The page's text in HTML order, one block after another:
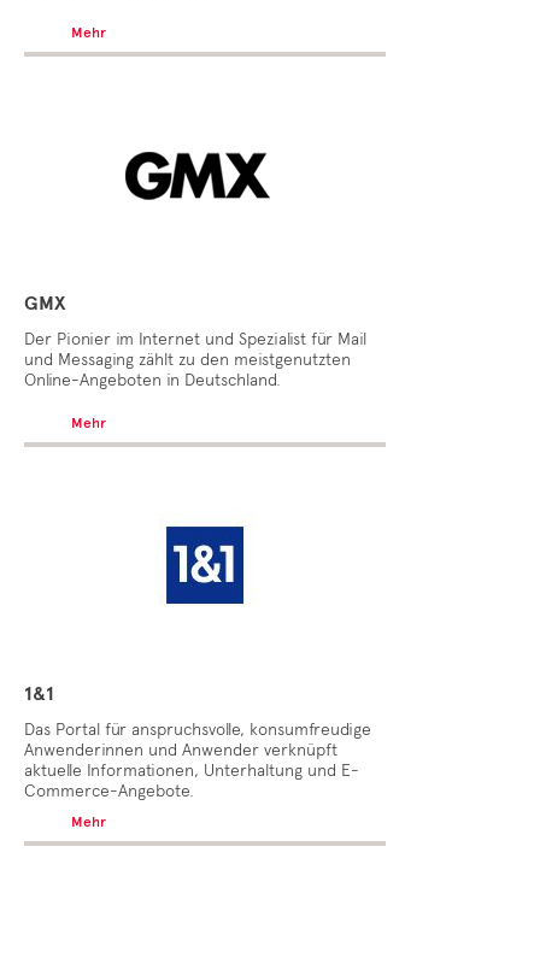
Mehr
GMX
Der Pionier im Internet und Spezialist für Mail
und Messaging zählt zu den meistgenutzten
Online-Angeboten in Deutschland.
Mehr
1&1
Das Portal für anspruchsvolle, konsumfreudige
Anwenderinnen und Anwender verknüpft
aktuelle Informationen, Unterhaltung und E-
Commerce-Angebote.
Mehr